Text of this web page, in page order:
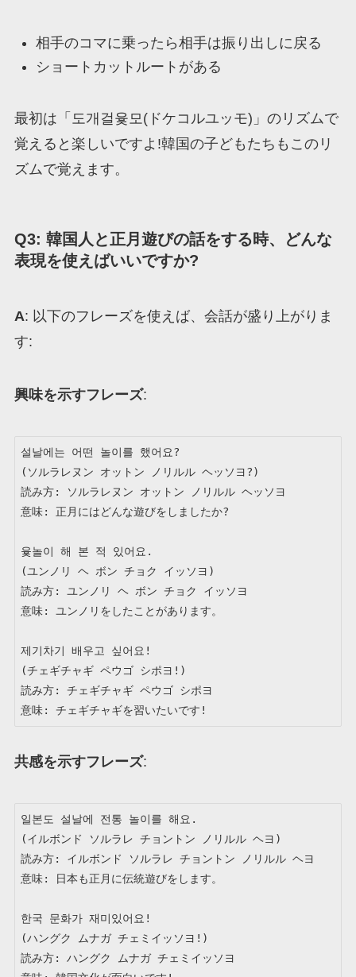
相手のコマに乗ったら相手は振り出しに戻る
ショートカットルートがある
最初は「도개걸윷모(ドケコルユッモ)」のリズムで
覚えると楽しいですよ!韓国の子どもたちもこのリ
ズムで覚えます。
Q3: 韓国人と正月遊びの話をする時、どんな
表現を使えばいいですか?
A: 以下のフレーズを使えば、会話が盛り上がりま
す:
興味を示すフレーズ:
설날에는 어떤 놀이를 했어요?
(ソルラレヌン オットン ノリルル ヘッソヨ?)
読み方: ソルラレヌン オットン ノリルル ヘッソヨ
意味: 正月にはどんな遊びをしましたか?
윷놀이 해 본 적 있어요.
(ユンノリ ヘ ボン チョク イッソヨ)
読み方: ユンノリ ヘ ボン チョク イッソヨ
意味: ユンノリをしたことがあります。
제기차기 배우고 싶어요!
(チェギチャギ ペウゴ シポヨ!)
読み方: チェギチャギ ペウゴ シポヨ
意味: チェギチャギを習いたいです!
共感を示すフレーズ:
일본도 설날에 전통 놀이를 해요.
(イルボンド ソルラレ チョントン ノリルル ヘヨ)
読み方: イルボンド ソルラレ チョントン ノリルル ヘヨ
意味: 日本も正月に伝統遊びをします。
한국 문화가 재미있어요!
(ハングク ムナガ チェミイッソヨ!)
読み方: ハングク ムナガ チェミイッソヨ